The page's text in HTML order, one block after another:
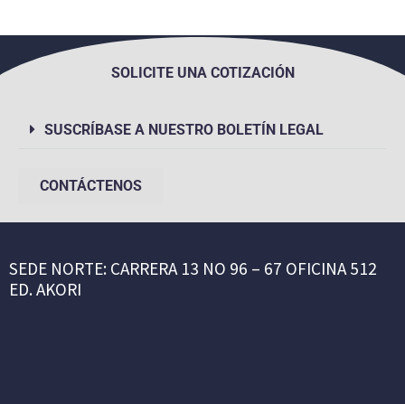
SOLICITE UNA COTIZACIÓN
SUSCRÍBASE A NUESTRO BOLETÍN LEGAL
CONTÁCTENOS
SEDE NORTE: CARRERA 13 NO 96 – 67 OFICINA 512
ED. AKORI